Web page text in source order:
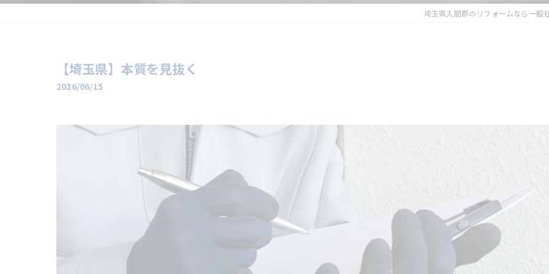
埼玉県入間郡のリフォームなら一般
【埼玉県】本質を見抜く
2026/06/15